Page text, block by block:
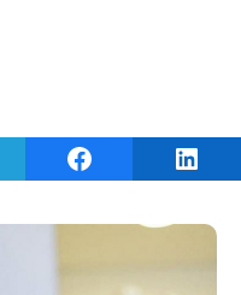
on TelegramShare on Facebook